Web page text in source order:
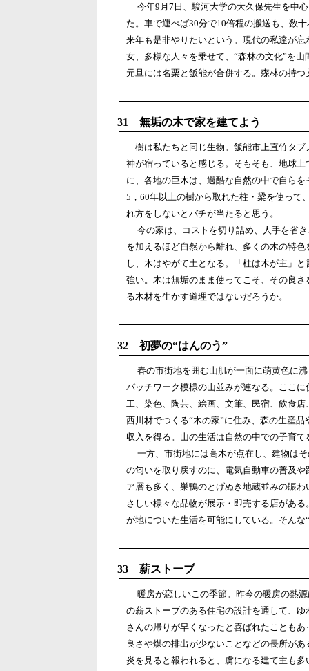
今年9月7日、駿河大学の大久保先生を中
た。車で運べば30分で10倍程の搬送も、数
来年も是非やりたいという。現代の私達が
女、多様な人々を乗せて、“森林の文化”を
元旦には名栗と飯能が合併する。森林の持
31 無垢の木で家を建てよう
樹は私たちと同じ生物。飯能市上直竹タ
神が宿っていると感じる。そもそも、地球
に、各地の巨木は、過酷な自然の中で自ら
5，60年以上の樹から取れた柱・梁を使って
れ方をしないとバチが当たると思う。
今の家は、コストを切り詰め、人手を省
を加えるほど自然から離れ、多くの木の特
し、木はやがて土となる。「柱は木が主」
強い。木は無垢のまま使ってこそ、その良
る木材を生かす道理ではないだろうか。
32 初夢の“はんのう”
春の市街地を囲む山肌が一面に萌黄色に
パッチワーク模様の山並みが連なる。ここ
工、染色、陶芸、絵画、文筆、民宿、飲食
西川材でつくる“木の家”に住み、森の生産
収入を得る。山の生活は自然の中での子育
一方、市街地には高木が点在し、建物は
の匂いを取り戻すのに、電気自動車の普及
ア層も多く、巣鴨のとげぬき地蔵並みの賑
さしい様々な品物が展示・即売する店があ
が地についた生活を可能にしている。そんな
33 薪ストーブ
暖房が恋しいこの季節。昨今の暖房の熱
の薪ストーブのある住宅の設計を通して、
さんの帰りが早くなったと喜ばれたことも
良さや煤の排出が少ないことなどの長所が
炎を見ると報われると、虜になる建て主も多